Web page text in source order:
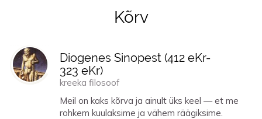
Tsitaadid teemalkõrv
Kõrv
Diogenes Sinopest (412 eKr-
323 eKr)
kreeka filosoof
Meil on kaks kõrva ja ainult üks keel — et me
rohkem kuulaksime ja vähem räägiksime.